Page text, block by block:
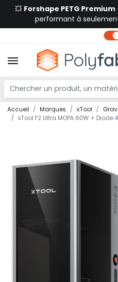
💥 Forshape PETG Premium
performant à
Accueil Marques xTool
xTool F2 Ultra MOPA 60W + Diode